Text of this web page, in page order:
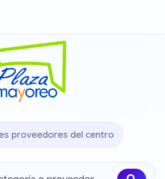
proveedores del centro